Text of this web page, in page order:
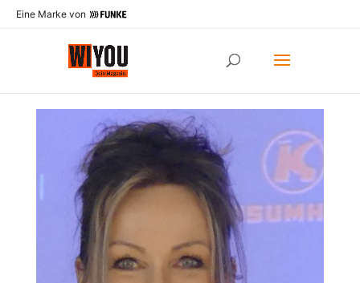
Eine Marke von